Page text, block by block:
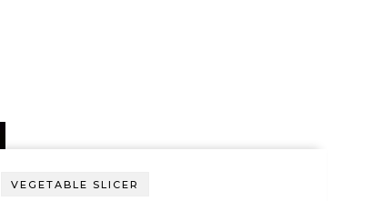
VEGETABLE SLICER